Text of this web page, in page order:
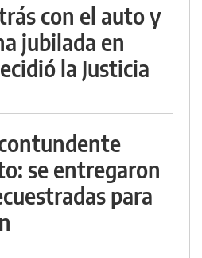
con el auto y
jubilada en
la Justicia
se entregaron
para